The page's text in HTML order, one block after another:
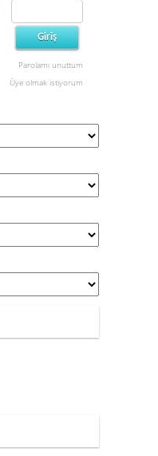
Parolamı unuttum
Üye olmak istiyorum